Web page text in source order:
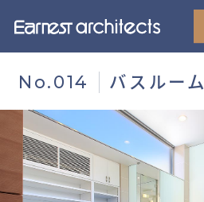
No.014 バスルーム